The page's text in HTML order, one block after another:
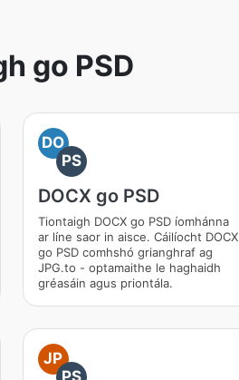
go PSD
DO
PS
DOCX go PSD
Tiontaigh DOCX go PSD íomhánna
ar líne saor in aisce. Cáilíocht DOCX
go PSD comhshó grianghraf ag
JPG.to - optamaithe le haghaidh
gréasáin agus priontála.
JP